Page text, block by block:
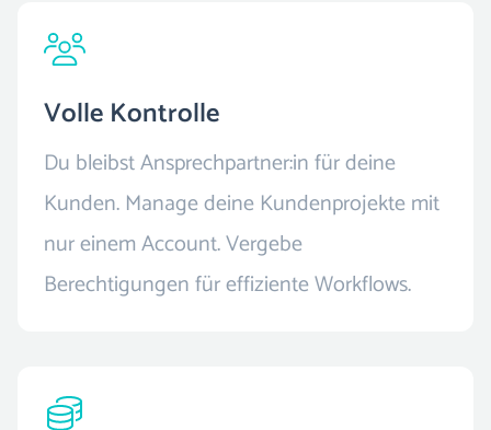
Volle Kontrolle
Du bleibst Ansprechpartner:in für deine
Kunden. Manage deine Kundenprojekte mit
nur einem Account. Vergebe
Berechtigungen für effiziente Workflows.